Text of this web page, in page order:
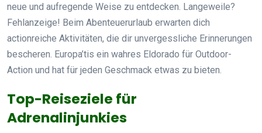
neue und aufregende Weise zu entdecken. Langeweile?
Fehlanzeige! Beim Abenteuerurlaub erwarten dich
actionreiche Aktivitäten, die dir unvergessliche Erinnerungen
bescheren. Europa’tis ein wahres Eldorado für Outdoor-
Action und hat für jeden Geschmack etwas zu bieten.
Top-Reiseziele für
Adrenalinjunkies